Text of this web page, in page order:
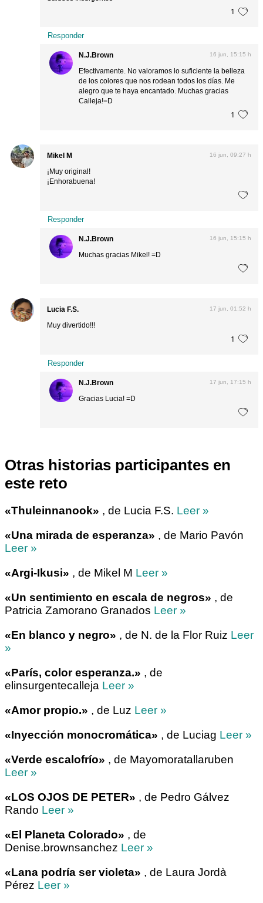
1
Responder
N.J.Brown 16 jun, 15:15 h
Efectivamente. No valoramos lo suficiente la belleza
de los colores que nos rodean todos los días. Me
alegro que te haya encantado. Muchas gracias
Calleja!=D
1
Mikel M 16 jun, 09:27 h
¡Muy original!
¡Enhorabuena!
Responder
N.J.Brown 16 jun, 15:15 h
Muchas gracias Mikel! =D
Lucia F.S. 17 jun, 01:52 h
Muy divertido!!!
1
Responder
N.J.Brown 17 jun, 17:15 h
Gracias Lucia! =D
Otras historias participantes en
este reto
«Thuleinnanook» , de Lucia F.S. Leer »
«Una mirada de esperanza» , de Mario Pavón
Leer »
«Argi-Ikusi» , de Mikel M Leer »
«Un sentimiento en escala de negros» , de
Patricia Zamorano Granados Leer »
«En blanco y negro» , de N. de la Flor Ruiz Leer
»
«París, color esperanza.» , de
elinsurgentecalleja Leer »
«Amor propio.» , de Luz Leer »
«Inyección monocromática» , de Luciag Leer »
«Verde escalofrío» , de Mayomoratallaruben
Leer »
«LOS OJOS DE PETER» , de Pedro Gálvez
Rando Leer »
«El Planeta Colorado» , de
Denise.brownsanchez Leer »
«Lana podría ser violeta» , de Laura Jordà
Pérez Leer »